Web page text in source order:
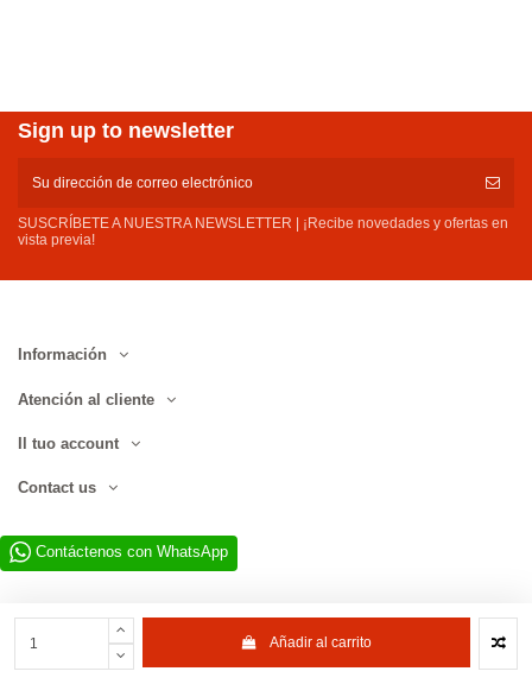
Añadir al carrito
Sign up to newsletter
SUSCRÍBETE A NUESTRA NEWSLETTER | ¡Recibe novedades y ofertas en
vista previa!
Información
Atención al cliente
Il tuo account
Contact us
Contáctenos con WhatsApp